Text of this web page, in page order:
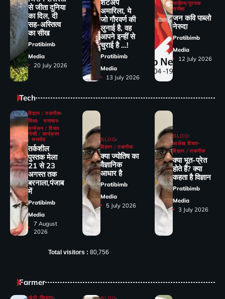
से जीता दुनिया
का दिल, दी
सह-अस्तित्व
का सीख
Pratibimb
Media
20 July 2026
शटअप
अमारिला, ये
जो गौरवर्ण की
लुनाई है, वह
आपने इन्हीं से
चुराई है …!
Pratibimb
Media
13 July 2026
साहित्य/पुस्तक
समीक्षा
जन कवि पाब्लो
नेरुदा
Pratibimb
Media
12 July 2026
Tech
विज्ञान / तकनीक
शिक्षा
समाचार
सम्मेलन / विचार
गोष्ठी / कार्यक्रम
/ समारोह
तर्कशील
पुस्तक मेला
21 से 23
अगस्त तक
बरनाला,पंजाब
में
Pratibimb
Media
7 August
2026
BLOG
विज्ञान / तकनीक
क्या ज्योतिष का
वैज्ञानिक
आधार है
Pratibimb
Media
5 July 2026
BLOG
आलेख विचार
विज्ञान / तकनीक
क्या भूत-प्रेत
होते हैं? क्या
कहता है विज्ञान
Pratibimb
Media
3 July 2026
Total visitors : 80,756
Farmer